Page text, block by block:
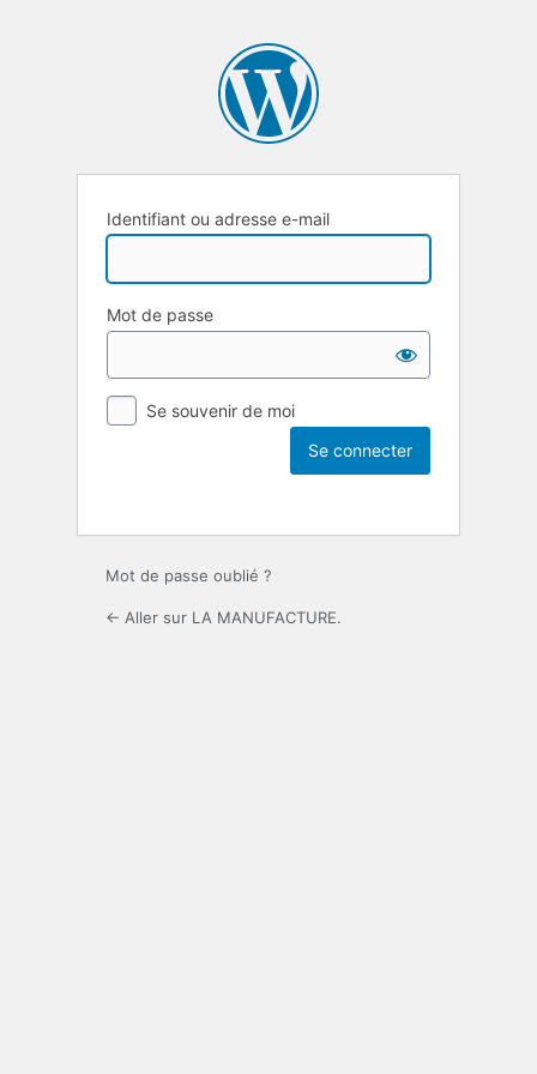
Identifiant ou adresse e-mail
Mot de passe
Se souvenir de moi
Mot de passe oublié ?
← Aller sur LA MANUFACTURE.